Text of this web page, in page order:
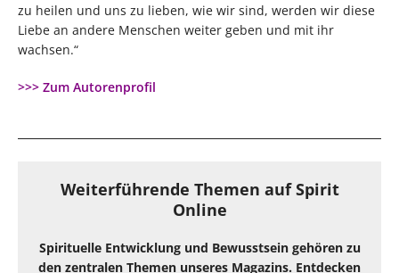
zu heilen und uns zu lieben, wie wir sind, werden wir diese
Liebe an andere Menschen weiter geben und mit ihr
wachsen.“
>>> Zum Autorenprofil
Weiterführende Themen auf Spirit
Online
Spirituelle Entwicklung und Bewusstsein gehören zu
den zentralen Themen unseres Magazins. Entdecken